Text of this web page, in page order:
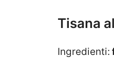
Tisana
Ingredienti: